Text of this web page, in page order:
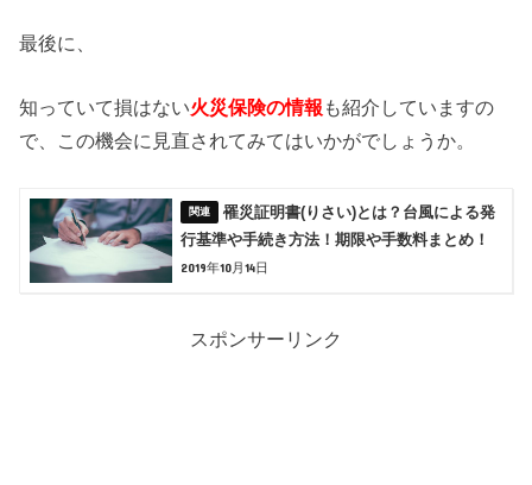
最後に、
知っていて損はない火災保険の情報 も紹介していますの
で、この機会に見直されてみてはいかがでしょうか。
罹災証明書(りさい)とは？台風による発
行基準や手続き方法！期限や手数料まとめ！
2019年10月14日
スポンサーリンク